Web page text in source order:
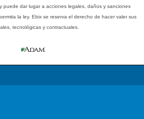
puede dar lugar a acciones legales, daños y sanciones
la ley. Ebix se reserva el derecho de hacer valer sus
tecnológicas y contractuales.